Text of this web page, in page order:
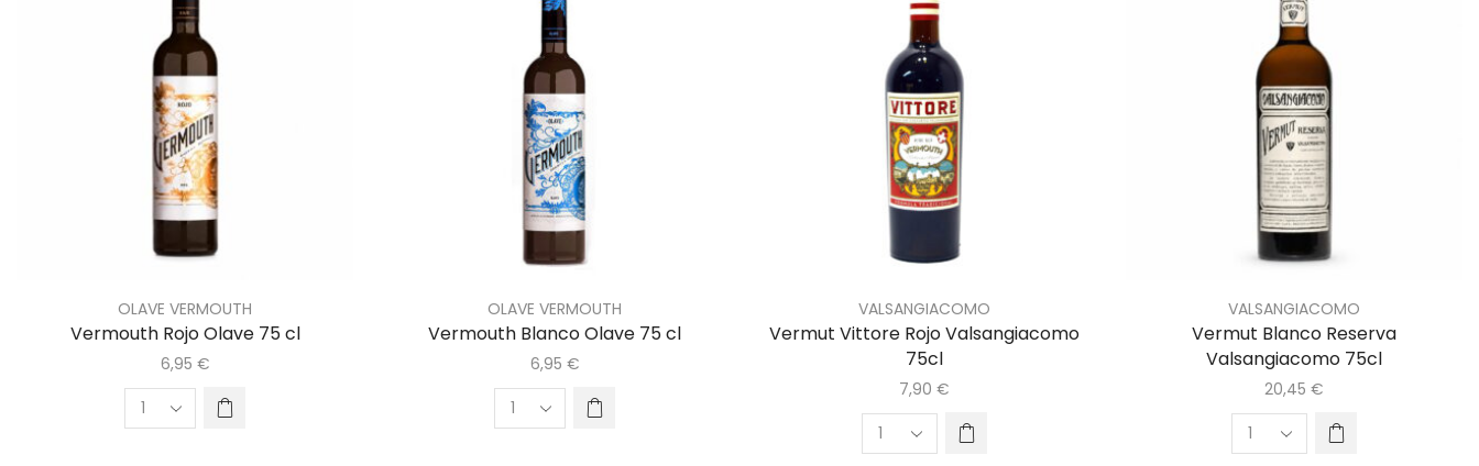
OLAVE VERMOUTH
Vermouth Rojo Olave 75 cl
6,95 €
OLAVE VERMOUTH
Vermouth Blanco Olave 75 cl
6,95 €
VALSANGIACOMO
Vermut Vittore Rojo Valsangiacomo
75cl
7,90 €
VALSANGIACOMO
Vermut Blanco Reserva
Valsangiacomo 75cl
20,45 €